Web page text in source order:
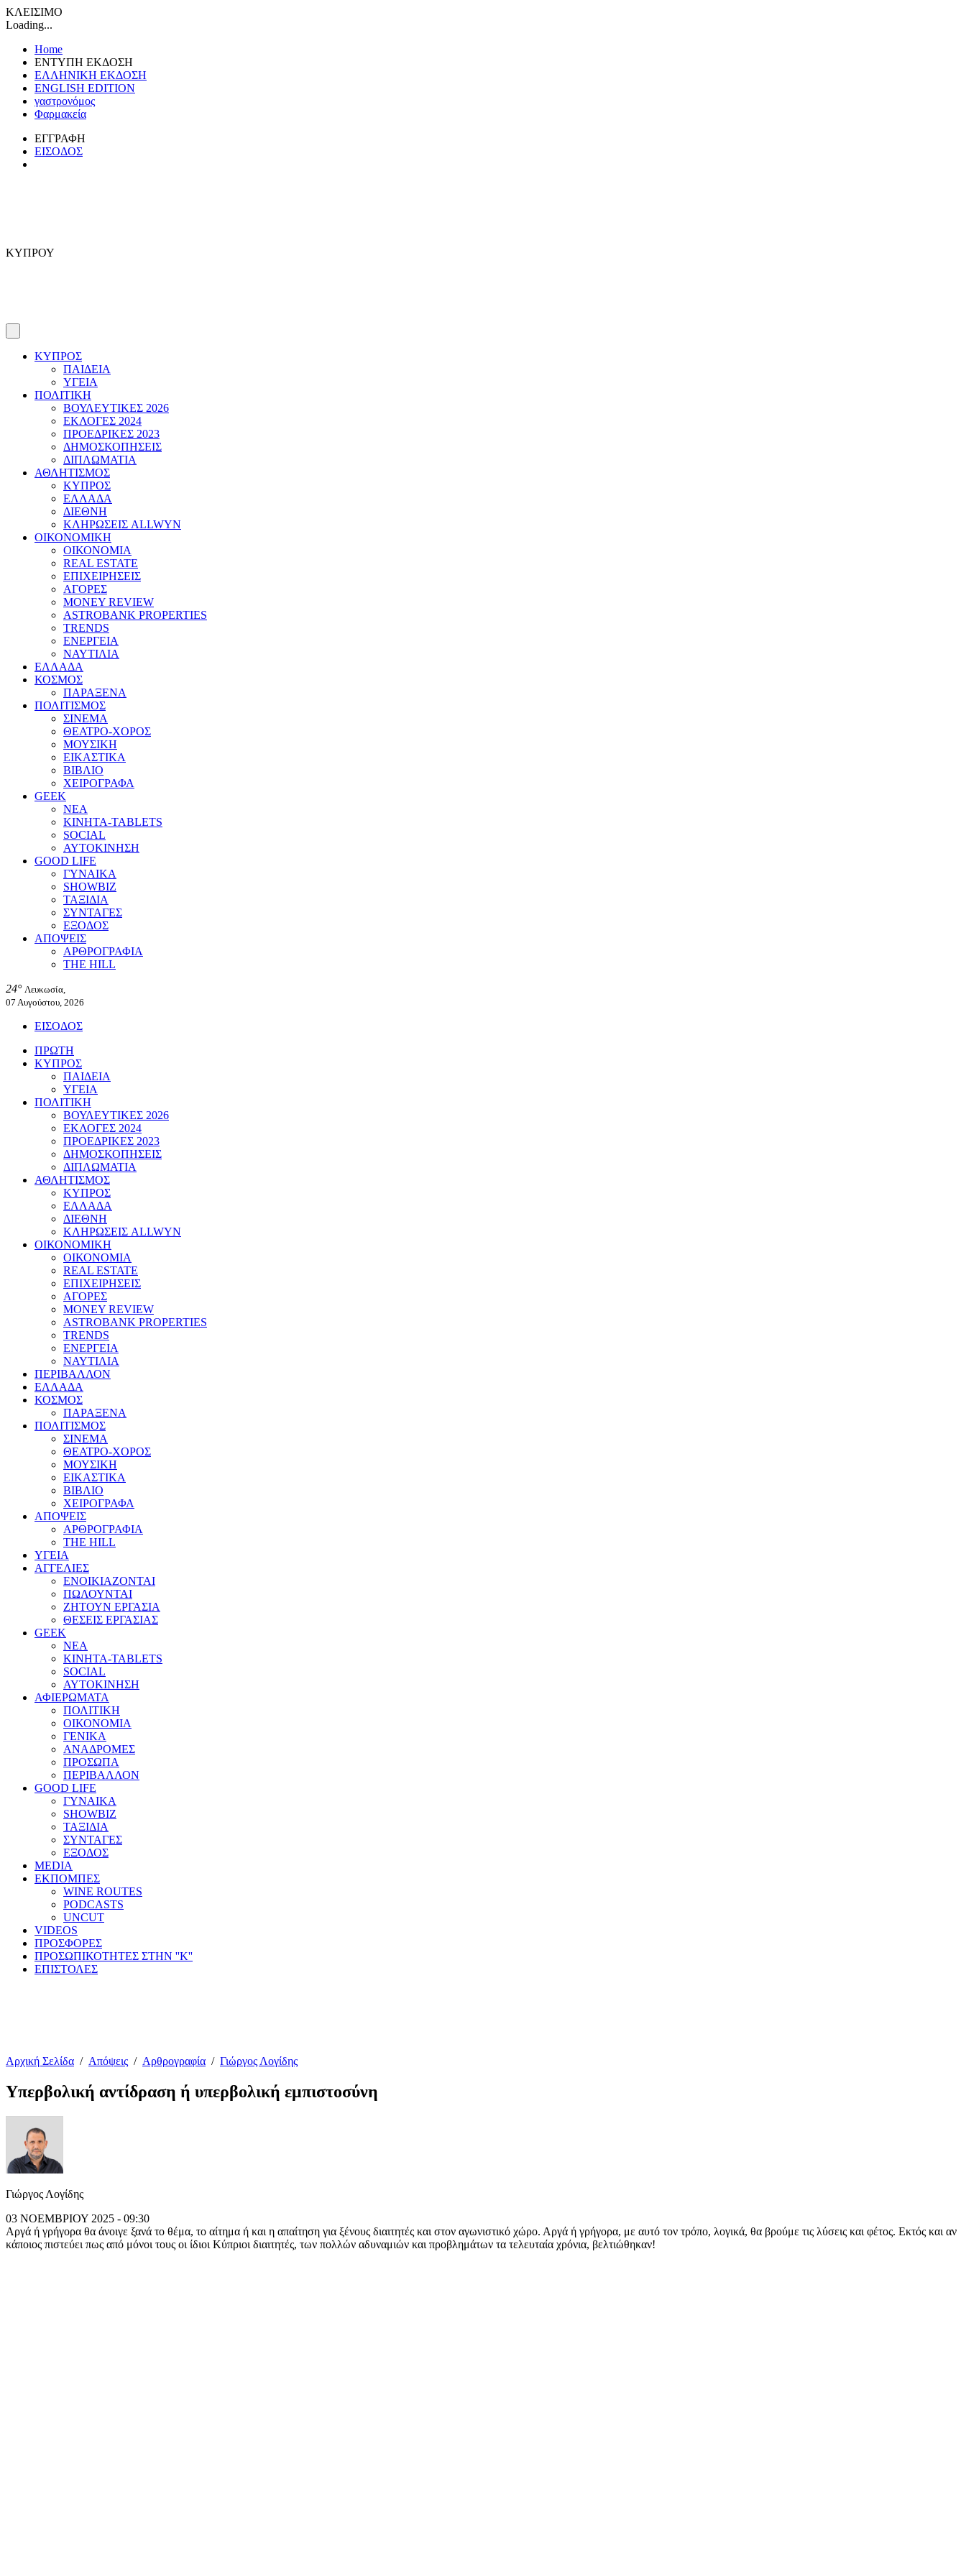
ΚΛΕΙΣΙΜΟ
Loading...
Home
ΕΝΤΥΠΗ ΕΚΔΟΣΗ
ΕΛΛΗΝΙΚΗ ΕΚΔΟΣΗ
ENGLISH EDITION
γαστρονόμος
Φαρμακεία
ΕΓΓΡΑΦΗ
ΕΙΣΟΔΟΣ
ΚΥΠΡΟΥ
ΚΥΠΡΟΣ
ΠΑΙΔΕΙΑ
ΥΓΕΙΑ
ΠΟΛΙΤΙΚΗ
ΒΟΥΛΕΥΤΙΚΕΣ 2026
ΕΚΛΟΓΕΣ 2024
ΠΡΟΕΔΡΙΚΕΣ 2023
ΔΗΜΟΣΚΟΠΗΣΕΙΣ
ΔΙΠΛΩΜΑΤΙΑ
ΑΘΛΗΤΙΣΜΟΣ
ΚΥΠΡΟΣ
ΕΛΛΑΔΑ
ΔΙΕΘΝΗ
ΚΛΗΡΩΣΕΙΣ ALLWYN
ΟΙΚΟΝΟΜΙΚΗ
ΟΙΚΟΝΟΜΙΑ
REAL ESTATE
ΕΠΙΧΕΙΡΗΣΕΙΣ
ΑΓΟΡΕΣ
MONEY REVIEW
ASTROBANK PROPERTIES
TRENDS
ΕΝΕΡΓΕΙΑ
ΝΑΥΤΙΛΙΑ
ΕΛΛΑΔΑ
ΚΟΣΜΟΣ
ΠΑΡΑΞΕΝΑ
ΠΟΛΙΤΙΣΜΟΣ
ΣΙΝΕΜΑ
ΘΕΑΤΡΟ-ΧΟΡΟΣ
ΜΟΥΣΙΚΗ
ΕΙΚΑΣΤΙΚΑ
ΒΙΒΛΙΟ
ΧΕΙΡΟΓΡΑΦΑ
GEEK
ΝΕΑ
ΚΙΝΗΤΑ-TABLETS
SOCIAL
ΑΥΤΟΚΙΝΗΣΗ
GOOD LIFE
ΓΥΝΑΙΚΑ
SHOWBIZ
ΤΑΞΙΔΙΑ
ΣΥΝΤΑΓΕΣ
ΕΞΟΔΟΣ
ΑΠΟΨΕΙΣ
ΑΡΘΡΟΓΡΑΦΙΑ
THE HILL
24° Λευκωσία,
07 Αυγούστου, 2026
ΕΙΣΟΔΟΣ
ΠΡΩΤΗ
ΚΥΠΡΟΣ
ΠΑΙΔΕΙΑ
ΥΓΕΙΑ
ΠΟΛΙΤΙΚΗ
ΒΟΥΛΕΥΤΙΚΕΣ 2026
ΕΚΛΟΓΕΣ 2024
ΠΡΟΕΔΡΙΚΕΣ 2023
ΔΗΜΟΣΚΟΠΗΣΕΙΣ
ΔΙΠΛΩΜΑΤΙΑ
ΑΘΛΗΤΙΣΜΟΣ
ΚΥΠΡΟΣ
ΕΛΛΑΔΑ
ΔΙΕΘΝΗ
ΚΛΗΡΩΣΕΙΣ ALLWYN
ΟΙΚΟΝΟΜΙΚΗ
ΟΙΚΟΝΟΜΙΑ
REAL ESTATE
ΕΠΙΧΕΙΡΗΣΕΙΣ
ΑΓΟΡΕΣ
MONEY REVIEW
ASTROBANK PROPERTIES
TRENDS
ΕΝΕΡΓΕΙΑ
ΝΑΥΤΙΛΙΑ
ΠΕΡΙΒΑΛΛΟΝ
ΕΛΛΑΔΑ
ΚΟΣΜΟΣ
ΠΑΡΑΞΕΝΑ
ΠΟΛΙΤΙΣΜΟΣ
ΣΙΝΕΜΑ
ΘΕΑΤΡΟ-ΧΟΡΟΣ
ΜΟΥΣΙΚΗ
ΕΙΚΑΣΤΙΚΑ
ΒΙΒΛΙΟ
ΧΕΙΡΟΓΡΑΦΑ
ΑΠΟΨΕΙΣ
ΑΡΘΡΟΓΡΑΦΙΑ
THE HILL
ΥΓΕΙΑ
ΑΓΓΕΛΙΕΣ
ΕΝΟΙΚΙΑΖΟΝΤΑΙ
ΠΩΛΟΥΝΤΑΙ
ΖΗΤΟΥΝ ΕΡΓΑΣΙΑ
ΘΕΣΕΙΣ ΕΡΓΑΣΙΑΣ
GEEK
ΝΕΑ
ΚΙΝΗΤΑ-TABLETS
SOCIAL
ΑΥΤΟΚΙΝΗΣΗ
ΑΦΙΕΡΩΜΑΤΑ
ΠΟΛΙΤΙΚΗ
ΟΙΚΟΝΟΜΙΑ
ΓΕΝΙΚΑ
ΑΝΑΔΡΟΜΕΣ
ΠΡΟΣΩΠΑ
ΠΕΡΙΒΑΛΛΟΝ
GOOD LIFE
ΓΥΝΑΙΚΑ
SHOWBIZ
ΤΑΞΙΔΙΑ
ΣΥΝΤΑΓΕΣ
ΕΞΟΔΟΣ
MEDIA
ΕΚΠΟΜΠΕΣ
WINE ROUTES
PODCASTS
UNCUT
VIDEOS
ΠΡΟΣΦΟΡΕΣ
ΠΡΟΣΩΠΙΚΟΤΗΤΕΣ ΣΤΗΝ ''Κ''
ΕΠΙΣΤΟΛΕΣ
Αρχική Σελίδα / Απόψεις / Αρθρογραφία / Γιώργος Λογίδης
Υπερβολική αντίδραση ή υπερβολική εμπιστοσύνη
Γιώργος Λογίδης
03 ΝΟΕΜΒΡΙΟΥ 2025 - 09:30
Αργά ή γρήγορα θα άνοιγε ξανά το θέμα, το αίτημα ή και η απαίτηση για ξένους διαιτητές και στον αγωνιστικό χώρο. Αργά ή γρήγορα, με αυτό τον τρόπο, λογικά, θα βρούμε τις λύσεις και φέτος. Εκτός και αν
κάποιος πιστεύει πως από μόνοι τους οι ίδιοι Κύπριοι διαιτητές, των πολλών αδυναμιών και προβλημάτων τα τελευταία χρόνια, βελτιώθηκαν!